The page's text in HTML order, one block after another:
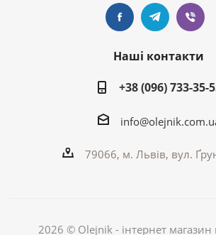
Наші контакти
+38 (096) 733-35-
79066, м. Львів, вул.
2026 © Olejnik - інтернет магазин